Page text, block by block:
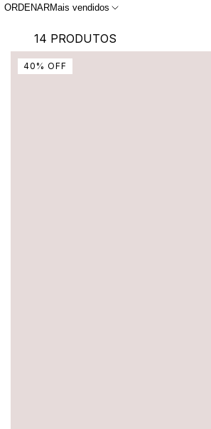
ORDENARMais vendidos
14 PRODUTOS
40 % OFF